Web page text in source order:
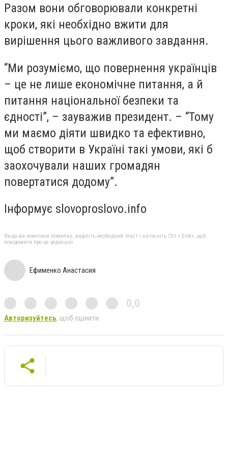
Разом вони обговорювали конкретні
кроки, які необхідно вжити для
вирішення цього важливого завдання.
“Ми розуміємо, що повернення українців
– це не лише економічне питання, а й
питання національної безпеки та
єдності”, – зауважив президент. – “Тому
ми маємо діяти швидко та ефективно,
щоб створити в Україні такі умови, які б
заохочували наших громадян
повертатися додому”.
Інформує slovoproslovo.info
Якщо ви помітили помилку, виділіть необхідний текст і натисніть Ctrl + Enter, щоб
повідомити про це редакцію
Ефименко Анастасия
0,0
Авторизуйтесь, щоб оцінити